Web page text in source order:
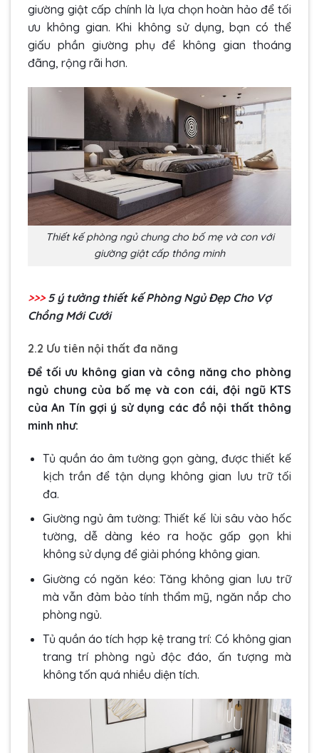
giường giật cấp chính là lựa chọn hoàn hảo để tối
ưu không gian. Khi không sử dụng, bạn có thể
giấu phần giường phụ để không gian thoáng
đãng, rộng rãi hơn.
Thiết kế phòng ngủ chung cho bố mẹ và con với
giường giật cấp thông minh
>>>5 ý tưởng thiết kếPhòng Ngủ Đẹp Cho Vợ
Chồng Mới Cưới
2.2 Ưu tiên nội thất đa năng
Để tối ưu không gian và công năng cho phòng
ngủ chung của bố mẹ và con cái, đội ngũ KTS
của An Tín gợi ý sử dụng các đồ nội thất thông
minh như:
Tủ quần áo âm tường gọn gàng, được thiết kế
kịch trần để tận dụng không gian lưu trữ tối
đa.
Giường ngủ âm tường: Thiết kế lùi sâu vào hốc
tường, dễ dàng kéo ra hoặc gấp gọn khi
không sử dụng để giải phóng không gian.
Giường có ngăn kéo: Tăng không gian lưu trữ
mà vẫn đảm bảo tính thẩm mỹ, ngăn nắp cho
phòng ngủ.
Tủ quần áo tích hợp kệ trang trí: Có không gian
trang trí phòng ngủ độc đáo, ấn tượng mà
không tốn quá nhiều diện tích.